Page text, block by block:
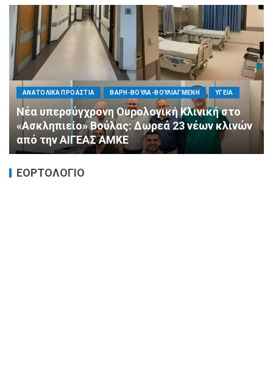
ΠΟΛΙΤΙΚΗ ΤΡΟΠΟΣ ΖΩΗΣ ΥΓΕΙΑ
«Ημέρα Καρδιάς»: Μια πρωτοποριακή δράση
πρόληψης από τη ΔΗΜ.ΤΟ. Νέας
Φιλαδέλφειας – Νέας Χαλκηδόνας
ΕΟΡΤΟΛΟΓΙΟ